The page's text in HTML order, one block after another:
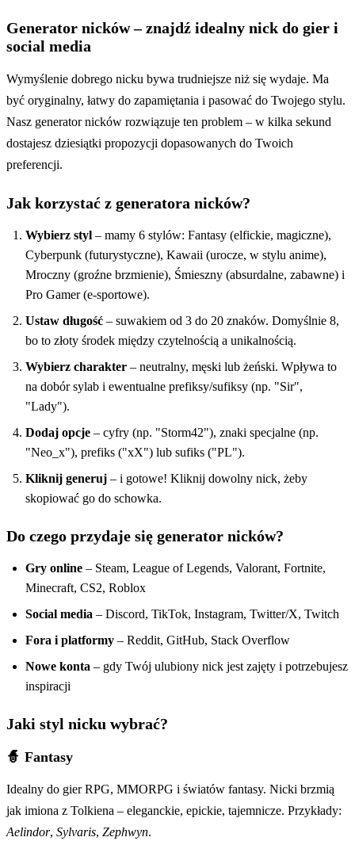
Generator nicków – znajdź idealny nick do gier i
social media
Wymyślenie dobrego nicku bywa trudniejsze niż się wydaje. Ma
być oryginalny, łatwy do zapamiętania i pasować do Twojego stylu.
Nasz generator nicków rozwiązuje ten problem – w kilka sekund
dostajesz dziesiątki propozycji dopasowanych do Twoich
preferencji.
Jak korzystać z generatora nicków?
Wybierz styl – mamy 6 stylów: Fantasy (elfickie, magiczne),
Cyberpunk (futurystyczne), Kawaii (urocze, w stylu anime),
Mroczny (groźne brzmienie), Śmieszny (absurdalne, zabawne) i
Pro Gamer (e-sportowe).
Ustaw długość – suwakiem od 3 do 20 znaków. Domyślnie 8,
bo to złoty środek między czytelnością a unikalnością.
Wybierz charakter – neutralny, męski lub żeński. Wpływa to
na dobór sylab i ewentualne prefiksy/sufiksy (np. "Sir",
"Lady").
Dodaj opcje – cyfry (np. "Storm42"), znaki specjalne (np.
"Neo_x"), prefiks ("xX") lub sufiks ("PL").
Kliknij generuj – i gotowe! Kliknij dowolny nick, żeby
skopiować go do schowka.
Do czego przydaje się generator nicków?
Gry online – Steam, League of Legends, Valorant, Fortnite,
Minecraft, CS2, Roblox
Social media – Discord, TikTok, Instagram, Twitter/X, Twitch
Fora i platformy – Reddit, GitHub, Stack Overflow
Nowe konta – gdy Twój ulubiony nick jest zajęty i potrzebujesz
inspiracji
Jaki styl nicku wybrać?
🧙 Fantasy
Idealny do gier RPG, MMORPG i światów fantasy. Nicki brzmią
jak imiona z Tolkiena – eleganckie, epickie, tajemnicze. Przykłady:
Aelindor, Sylvaris, Zephwyn.